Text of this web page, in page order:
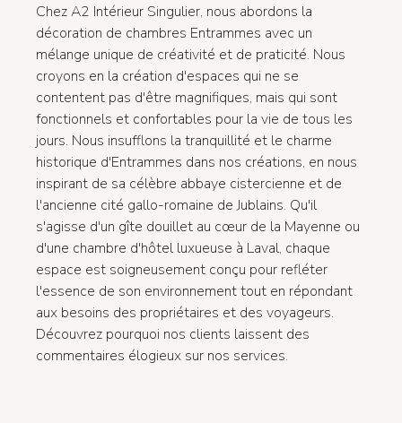
Chez A2 Intérieur Singulier, nous abordons la
décoration de chambres Entrammes avec un
mélange unique de créativité et de praticité. Nous
croyons en la création d'espaces qui ne se
contentent pas d'être magnifiques, mais qui sont
fonctionnels et confortables pour la vie de tous les
jours. Nous insufflons la tranquillité et le charme
historique d'Entrammes dans nos créations, en nous
inspirant de sa célèbre abbaye cistercienne et de
l'ancienne cité gallo-romaine de Jublains. Qu'il
s'agisse d'un gîte douillet au cœur de la Mayenne ou
d'une chambre d'hôtel luxueuse à Laval, chaque
espace est soigneusement conçu pour refléter
l'essence de son environnement tout en répondant
aux besoins des propriétaires et des voyageurs.
Découvrez pourquoi nos clients laissent des
commentaires élogieux sur nos services.